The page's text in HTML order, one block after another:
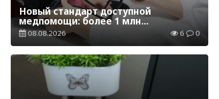
Новый стандарт доступной
медпомощи: более 1 млн
казахстанцев получили
телемедицинские услуги
08.08.2026 6 0